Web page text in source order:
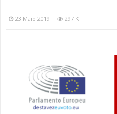
23 Maio 2019 297 K